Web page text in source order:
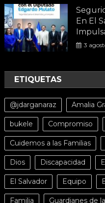
En El
3
ETIQUETAS
@jdarganaraz Amalia
bukele Compromiso
Cuidemos a las Familias
Dios Discapacidad
El Salvador Equipo
Familia Guardianes de